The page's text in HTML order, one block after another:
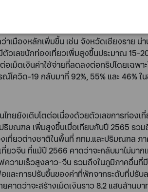
รใช้จ่ายในการท่องเที่ยวต่อทริปลดลงจ
การเที่ยวแบบไปเช้าเย็นกลับ (One-Day
นการณ์โควิด-19 ที่ 105% และ 119% แต่
าเมืองหลักเพิ่มขึ้น เช่น จังหวัดเชียงราย
วเลขนักท่องเที่ยวเพิ่มสูงขึ้นประมาณ 15-
เม็ดเงินค่าใช้จ่ายที่ลดลงต่อทริปโดยเฉพา
โควิด-19 กลับมาที่ 92%, 55% และ 46%
ทยยังเติบโตต่อเนื่องด้วยตัวเลขการท่อง
ณฑล เพิ่มสูงขึ้นเมื่อเทียบกับปี 2565 รว
ที่ยวต่างชาติในพื้นที่ กทม.และปริมณฑล ภา
วจีน ที่แม้ปี 2566 คาดว่าจะกลับมาไม่มา
วามเร็วสูงลาว-จีน รวมถึงในภูมิภาคอื่น
และการปรับขึ้นของค่าที่พักจากระดับที่ป
คาดว่าจะสร้างเม็ดเงินราว 8.2 แสนล้านบ